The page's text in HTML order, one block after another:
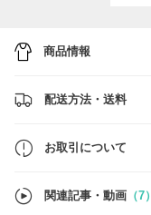
商品情報
配送方法・送料
お取引について
関連記事・動画 （7）